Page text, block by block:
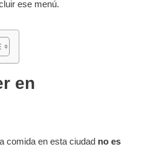
ese menú.
en
comida en esta ciudad no es